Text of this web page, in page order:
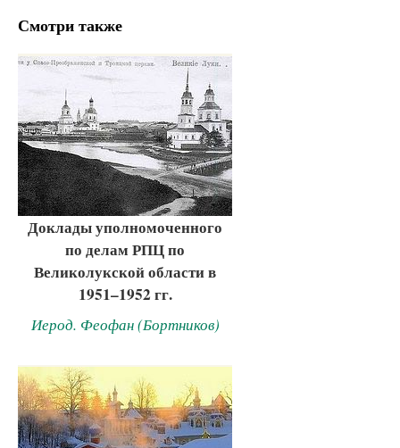
Смотри также
Доклады уполномоченного
по делам РПЦ по
Великолукской области в
1951–1952 гг.
Иерод. Феофан (Бортников)